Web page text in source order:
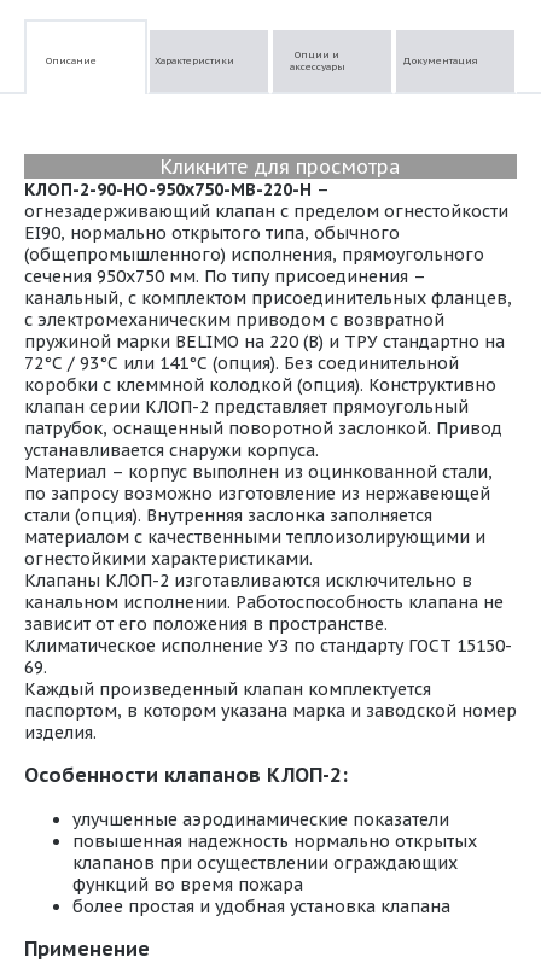
Описание Характеристики
Опции и
аксессуары
Документация
Кликните для просмотра
КЛОП-2-90-НО-950х750-МВ-220-Н –
огнезадерживающий клапан с пределом огнестойкости
EI90, нормально открытого типа, обычного
(общепромышленного) исполнения, прямоугольного
сечения 950х750 мм. По типу присоединения –
канальный, с комплектом присоединительных фланцев,
с электромеханическим приводом с возвратной
пружиной марки BELIMO на 220 (В) и ТРУ стандартно на
72°С / 93°С или 141°С (опция). Без соединительной
коробки с клеммной колодкой (опция). Конструктивно
клапан серии КЛОП-2 представляет прямоугольный
патрубок, оснащенный поворотной заслонкой. Привод
устанавливается снаружи корпуса.
Материал – корпус выполнен из оцинкованной стали,
по запросу возможно изготовление из нержавеющей
стали (опция). Внутренняя заслонка заполняется
материалом с качественными теплоизолирующими и
огнестойкими характеристиками.
Клапаны КЛОП-2 изготавливаются исключительно в
канальном исполнении. Работоспособность клапана не
зависит от его положения в пространстве.
Климатическое исполнение УЗ по стандарту ГОСТ 15150-
69.
Каждый произведенный клапан комплектуется
паспортом, в котором указана марка и заводской номер
изделия.
Особенности клапанов КЛОП-2:
улучшенные аэродинамические показатели
повышенная надежность нормально открытых
клапанов при осуществлении ограждающих
функций во время пожара
более простая и удобная установка клапана
Применение